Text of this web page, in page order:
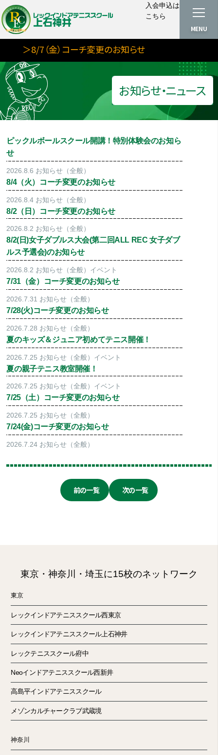
入会申込は
こちら
MENU
＞8/7（金）コーチ変更のお知らせ
お知らせ・ニュース
ピックルボールスクール開講！特別体験会のお知ら
せ
2026.8.6 お知らせ（全般）
8/4（火）コーチ変更のお知らせ
2026.8.4 お知らせ（全般）
8/2（日）コーチ変更のお知らせ
2026.8.2 お知らせ（全般）
8/2(日)女子ダブルス大会(第二回ALL REC 女子ダブ
ルス予選会)のお知らせ
2026.8.2 お知らせ（全般） イベント
7/31（金）コーチ変更のお知らせ
2026.7.31 お知らせ（全般）
7/28(火)コーチ変更のお知らせ
2026.7.28 お知らせ（全般）
夏のキッズ＆ジュニア初めてテニス開催！
2026.7.25 お知らせ（全般） イベント
夏の親子テニス教室開催！
2026.7.25 お知らせ（全般） イベント
7/25（土）コーチ変更のお知らせ
2026.7.25 お知らせ（全般）
7/24(金)コーチ変更のお知らせ
2026.7.24 お知らせ（全般）
前の一覧 次の一覧
東京・神奈川・埼玉に15校のネットワーク
東京
レックインドアテニススクール西東京
レックインドアテニススクール上石神井
レックテニススクール府中
Neoインドアテニススクール西新井
高島平インドアテニススクール
メゾンカルチャークラブ武蔵境
神奈川